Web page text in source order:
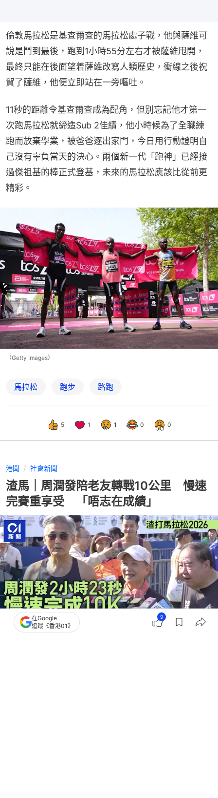
倫敦馬拉松是基查爾查的馬拉松處子戰，他與薩維可
說是鬥到最後，跑到1小時55分左右才被薩維甩開，
最終只能在後面望着薩維改寫人類歷史，衝線之後祝
賀了薩維，他便立即站在一旁嘔吐。
11秒的距離令基查爾查成為配角，但別忘記他才第一
次跑馬拉松就締造Sub 2佳績，他小時候為了全職練
跑而放棄學業，被爸爸逐出家門，今日用行動證明自
己沒有辜負當天的決心。兩個新一代「跑神」已經接
過傑祖基的棒正式登基，未來的馬拉松應該比從前更
精彩。
（Getty Images）
馬拉松 跑步 路跑
5 1 1 0 0
港聞 社會新聞
渣馬｜周潤發陪老友轉戰10公里 慢速
完賽重享受 「唔志在成績」
在Google
追蹤《香港01》
9